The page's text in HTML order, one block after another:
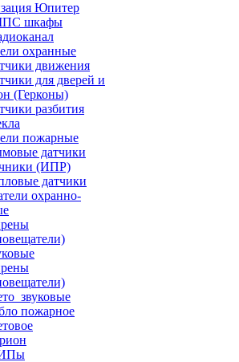
Юпитер
шкафы
охранные
движения
для дверей и
(Герконы)
разбития
пожарные
датчики
(ИПР)
датчики
охранно-
пожарное